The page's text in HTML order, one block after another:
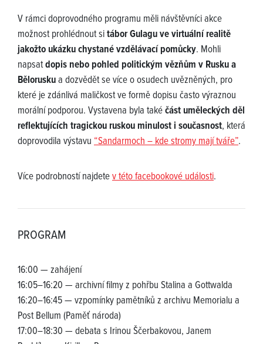
V rámci doprovodného programu měli návštěvníci akce
možnost prohlédnout sitábor Gulagu ve virtuální realitě
jakožto ukázku chystané vzdělávací pomůcky. Mohli
napsatdopis nebo pohled politickým vězňům v Rusku a
Běloruskua dozvědět se více o osudech uvězněných, pro
které je zdánlivá maličkost ve formě dopisu často výraznou
morální podporou. Vystavena byla takéčást uměleckých děl
reflektujících tragickou ruskou minulost i současnost, která
doprovodila výstavu “Sandarmoch – kde stromy mají tváře”.
Více podrobností najdetev této facebookové události.
PROGRAM
16:00 — zahájení
16:05–16:20 — archivní filmy z pohřbu Stalina a Gottwalda
16:20–16:45 — vzpomínky pamětníků z archivu Memorialu a
Post Bellum (Paměť národa)
17:00–18:30 — debata s Irinou Ščerbakovou, Janem